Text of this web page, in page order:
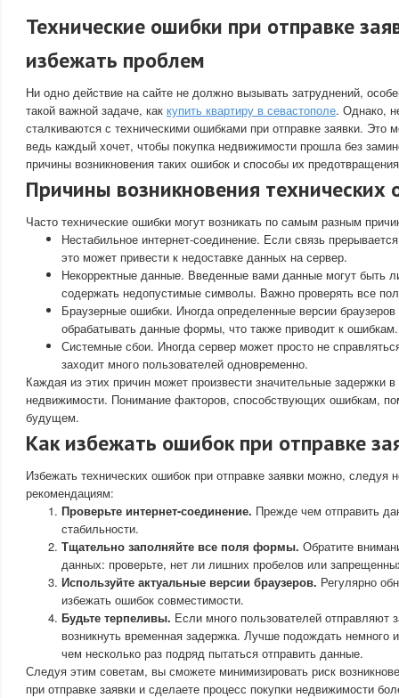
Технические ошибки при отправке
избежать проблем
Ни одно действие на сайте не должно вызывать затруднений,
такой важной задаче, как купить квартиру в севастополе. Однако,
сталкиваются с техническими ошибками при отправке заявки. Это
ведь каждый хочет, чтобы покупка недвижимости прошла без
причины возникновения таких ошибок и способы их
Причины возникновения технических
Часто технические ошибки могут возникать по самым разным
Нестабильное интернет-соединение. Если связь
это может привести к недоставке данных на сервер.
Некорректные данные. Введенные вами данные могут быть
содержать недопустимые символы. Важно проверять все
Браузерные ошибки. Иногда определенные версии браузеров
обрабатывать данные формы, что также приводит к ошибкам.
Системные сбои. Иногда сервер может просто не
заходит много пользователей одновременно.
Каждая из этих причин может произвести значительные задержки
недвижимости. Понимание факторов, способствующих ошибкам,
будущем.
Как избежать ошибок при отправке
Избежать технических ошибок при отправке заявки можно, следуя
рекомендациям:
Проверьте интернет-соединение. Прежде чем отправить
стабильности.
Тщательно заполняйте все поля формы. Обратите
данных: проверьте, нет ли лишних пробелов или
Используйте актуальные версии браузеров. Регулярно
избежать ошибок совместимости.
Будьте терпеливы. Если много пользователей отправляют
возникнуть временная задержка. Лучше подождать немного
чем несколько раз подряд пытаться отправить данные.
Следуя этим советам, вы сможете минимизировать риск
при отправке заявки и сделаете процесс покупки недвижимости